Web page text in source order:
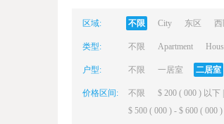
区域: 不限 City 东区 西
类型: 不限 Apartment
户型: 不限 一居室 二居室
价格区间: 不限 $ 200 ( 000 ) 以下 |
$ 500 ( 000 ) - $ 600 ( 000 ) |